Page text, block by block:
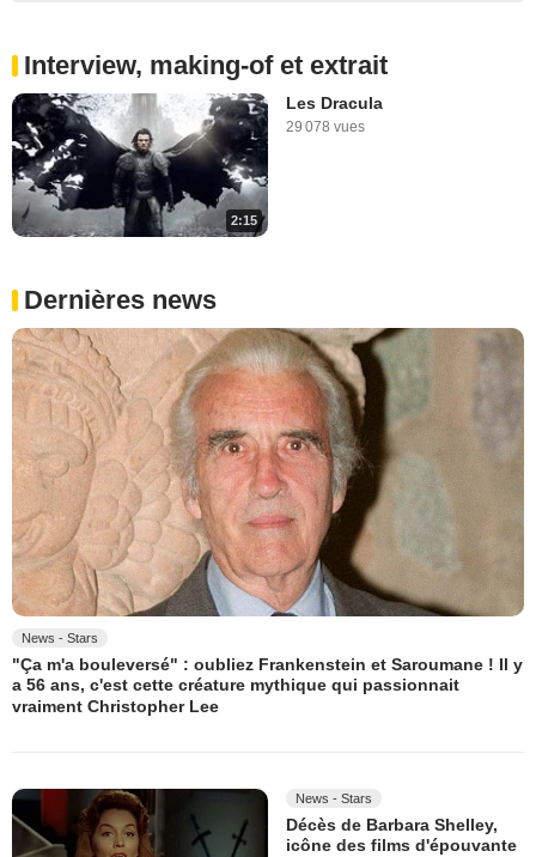
Interview, making-of et extrait
2:15
Les Dracula
29 078 vues
Dernières news
News - Stars
"Ça m'a bouleversé" : oubliez Frankenstein et Saroumane ! ​Il y
a 56 ans​, ​c'est cette créature mythique qui passionnait
vraiment Christopher Lee
News - Stars
Décès de Barbara Shelley,
icône des films d'épouvante